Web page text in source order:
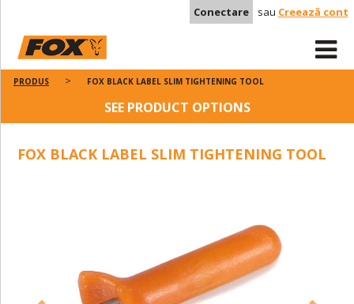
Conectare sau Creează cont
PRODUS FOX BLACK LABEL SLIM TIGHTENING TOOL
SEE PRODUCT OPTIONS
FOX BLACK LABEL SLIM TIGHTENING TOOL